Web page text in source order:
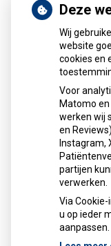
Nieuws
Sinds huisartsen
neemt gebruik toe
Schurft sinds
uitbraken fors
Stoppen met
Kookadvies
besmetting
Terugroepactie
ziek maken
Deze
Wij
website
cookies en
Voor
Matomo
werken wij
en
Instagram,
partijen
verwerken.
Via
u op ieder
aanpassen.